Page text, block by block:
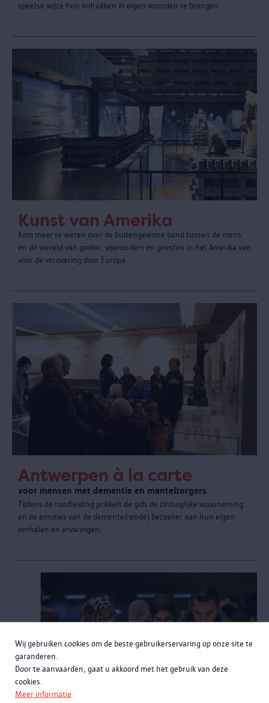
Wij gebruiken cookies om de beste gebruikerservaring op onze site te
garanderen.
Door te aanvaarden, gaat u akkoord met het gebruik van deze
cookies.
Meer informatie
speelse wijze hun indrukken in eigen woorden te brengen.
Kunst van Amerika
Kom meer te weten over de buitengewone band tussen de mens
en de wereld van goden, voorouders en geesten in het Amerika van
vóór de verovering door Europa.
Antwerpen à la carte
voor mensen met dementie en mantelzorgers
Tijdens de rondleiding prikkelt de gids de zintuiglijke waarneming
en de emoties van de demente(rende) bezoeker aan hun eigen
verhalen en ervaringen.